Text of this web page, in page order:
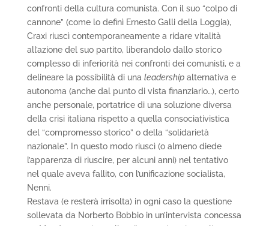
confronti della cultura comunista. Con il suo “colpo di
cannone” (come lo definì Ernesto Galli della Loggia),
Craxi riuscì contemporaneamente a ridare vitalità
all’azione del suo partito, liberandolo dallo storico
complesso di inferiorità nei confronti dei comunisti, e a
delineare la possibilità di una leadershipalternativa e
autonoma (anche dal punto di vista finanziario…), certo
anche personale, portatrice di una soluzione diversa
della crisi italiana rispetto a quella consociativistica
del “compromesso storico” o della “solidarietà
nazionale”. In questo modo riuscì (o almeno diede
l’apparenza di riuscire, per alcuni anni) nel tentativo
nel quale aveva fallito, con l’unificazione socialista,
Nenni.
Restava (e resterà irrisolta) in ogni caso la questione
sollevata da Norberto Bobbio in un’intervista concessa